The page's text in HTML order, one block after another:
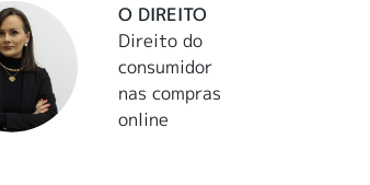
O DIREITO
Direito do
consumidor
nas compras
online